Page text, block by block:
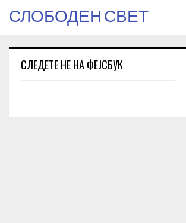
СЛОБОДЕН СВЕТ
СЛЕДЕТЕ НЕ НА ФЕЈСБУК